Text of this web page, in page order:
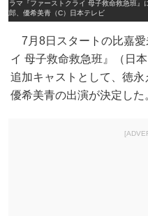
ドラマ『ファーストクライ 母子救命救急班
志郎、優希美青（C）日本テレビ
7月8日スタートの比嘉愛
イ 母子救命救急班』（日
追加キャストとして、徳永
優希美青の出演が決定した